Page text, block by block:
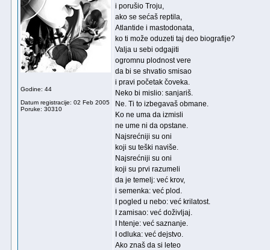
Godine: 44
Datum registracije: 02 Feb 2005
Poruke: 30310
i porušio Troju,
ako se sećaš reptila,
Atlantide i mastodonata,
ko ti može oduzeti taj deo biografije?
Valja u sebi odgajiti
ogromnu plodnost vere
da bi se shvatio smisao
i pravi početak čoveka.
Neko bi mislio: sanjariš.
Ne. Ti to izbegavaš obmane.
Ko ne uma da izmisli
ne ume ni da opstane.
Najsrećniji su oni
koji su teški naviše.
Najsrećniji su oni
koji su prvi razumeli
da je temelj: već krov,
i semenka: već plod.
I pogled u nebo: već krilatost.
I zamisao: već doživljaj.
I htenje: već saznanje.
I odluka: već dejstvo.
Ako znaš da si leteo